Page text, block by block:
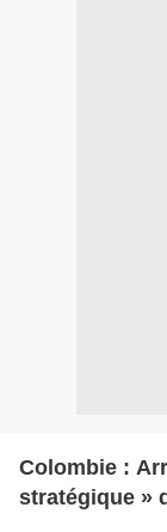
Colombie :
stratégique »